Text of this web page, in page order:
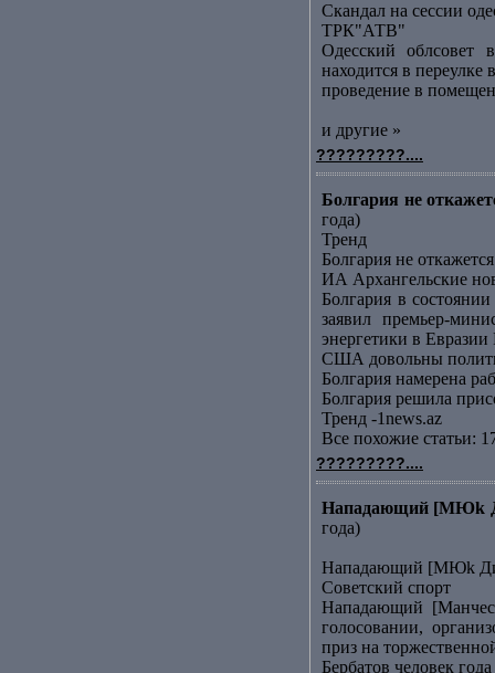
Скандал на сессии
ТРК"АТВ"
Одесский облсовет
находится в
проведение в
и другие »
?????????....
Болгария не
года)
Тренд
Болгария не
ИА Архангельские
Болгария в
заявил премьер-
энергетики в
США довольны
Болгария намерена
Болгария решила
Тренд -1news.az
Все похожие статьи:
?????????....
Нападающий [МЮk
года)
Нападающий [МЮk
Советский спорт
Нападающий
голосовании,
приз на
Бербатов человек